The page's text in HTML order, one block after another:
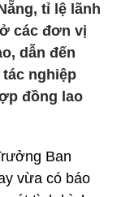
tỉ lệ lãnh
các đơn vị
dẫn đến
nghiệp
đồng lao
Ban
vừa có báo